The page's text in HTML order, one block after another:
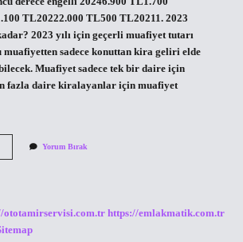
TL20222.000 TL500 TL20211. 2023
2023 yılı için geçerli muafiyet tutarı
muafiyetten sadece konuttan kira geliri elde
Muafiyet sadece tek bir daire için
fazla daire kiralayanlar için muafiyet
Yorum Bırak
ototamirservisi.com.tr https://emlakmatik.com.tr